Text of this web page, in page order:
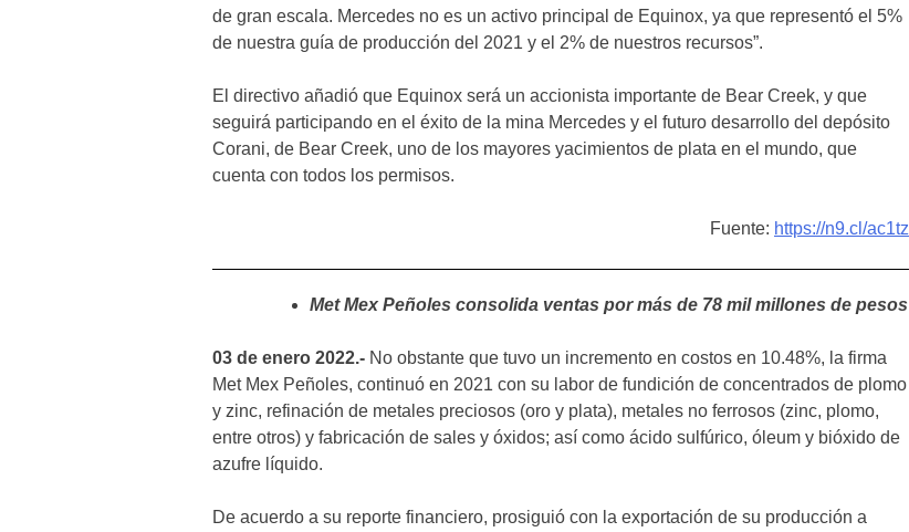
de gran escala. Mercedes no es un activo principal de Equinox, ya que representó el 5%
de nuestra guía de producción del 2021 y el 2% de nuestros recursos”.
El directivo añadió que Equinox será un accionista importante de Bear Creek, y que
seguirá participando en el éxito de la mina Mercedes y el futuro desarrollo del depósito
Corani, de Bear Creek, uno de los mayores yacimientos de plata en el mundo, que
cuenta con todos los permisos.
Fuente: https://n9.cl/ac1tz
Met Mex Peñoles consolida ventas por más de 78 mil millones de pesos
03 de enero 2022.- No obstante que tuvo un incremento en costos en 10.48%, la firma
Met Mex Peñoles, continuó en 2021 con su labor de fundición de concentrados de plomo
y zinc, refinación de metales preciosos (oro y plata), metales no ferrosos (zinc, plomo,
entre otros) y fabricación de sales y óxidos; así como ácido sulfúrico, óleum y bióxido de
azufre líquido.
De acuerdo a su reporte financiero, prosiguió con la exportación de su producción a